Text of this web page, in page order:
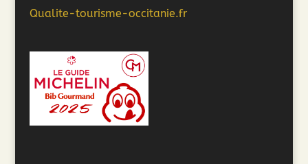
Qualite-tourisme-occitanie.fr